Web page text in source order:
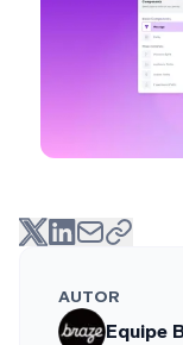
AUTOR
Equipe